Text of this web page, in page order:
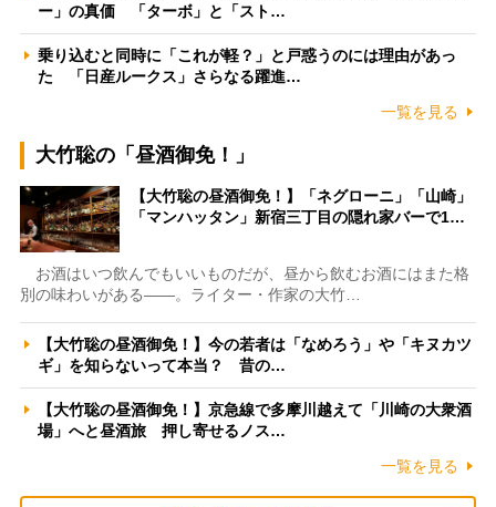
ー」の真価 「ターボ」と「スト…
乗り込むと同時に「これが軽？」と戸惑うのには理由があっ
た 「日産ルークス」さらなる躍進…
一覧を見る
大竹聡の「昼酒御免！」
【大竹聡の昼酒御免！】「ネグローニ」「山崎」
「マンハッタン」新宿三丁目の隠れ家バーで1…
お酒はいつ飲んでもいいものだが、昼から飲むお酒にはまた格
別の味わいがある――。ライター・作家の大竹…
【大竹聡の昼酒御免！】今の若者は「なめろう」や「キヌカツ
ギ」を知らないって本当？ 昔の…
【大竹聡の昼酒御免！】京急線で多摩川越えて「川崎の大衆酒
場」へと昼酒旅 押し寄せるノス…
一覧を見る